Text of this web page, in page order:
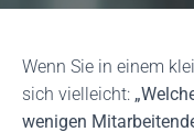
Wenn Sie in einem
sich vielleicht:
wenigen